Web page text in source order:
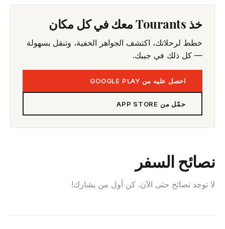
خذ Tourants معك في كل مكان
خطط لرحلاتك، اكتشف الجواهر الخفية، وتنقل بسهولة
— كل ذلك في جيبك.
احصل عليه من GOOGLE PLAY
حمّل من APP STORE
نصائح السفر
لا توجد نصائح حتى الآن. كن أول من يشارك!